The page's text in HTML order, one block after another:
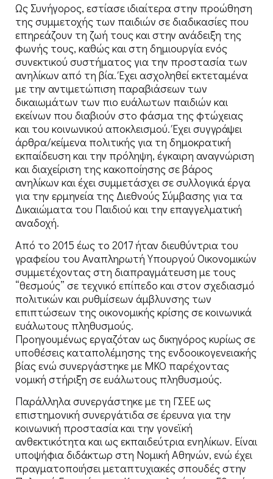
Ως Συνήγορος, εστίασε ιδιαίτερα στην προώθηση
της συμμετοχής των παιδιών σε διαδικασίες που
επηρεάζουν τη ζωή τους και στην ανάδειξη της
φωνής τους, καθώς και στη δημιουργία ενός
συνεκτικού συστήματος για την προστασία των
ανηλίκων από τη βία. Έχει ασχοληθεί εκτεταμένα
με την αντιμετώπιση παραβιάσεων των
δικαιωμάτων των πιο ευάλωτων παιδιών και
εκείνων που διαβιούν στο φάσμα της φτώχειας
και του κοινωνικού αποκλεισμού. Έχει συγγράψει
άρθρα/κείμενα πολιτικής για τη δημοκρατική
εκπαίδευση και την πρόληψη, έγκαιρη αναγνώριση
και διαχείριση της κακοποίησης σε βάρος
ανηλίκων και έχει συμμετάσχει σε συλλογικά έργα
για την ερμηνεία της Διεθνούς Σύμβασης για τα
Δικαιώματα του Παιδιού και την επαγγελματική
αναδοχή.
Από το 2015 έως το 2017 ήταν διευθύντρια του
γραφείου του Αναπληρωτή Υπουργού Οικονομικών
συμμετέχοντας στη διαπραγμάτευση με τους
“θεσμούς” σε τεχνικό επίπεδο και στον σχεδιασμό
πολιτικών και ρυθμίσεων άμβλυνσης των
επιπτώσεων της οικονομικής κρίσης σε κοινωνικά
ευάλωτους πληθυσμούς.
Προηγουμένως εργαζόταν ως δικηγόρος κυρίως σε
υποθέσεις καταπολέμησης της ενδοοικογενειακής
βίας ενώ συνεργάστηκε με ΜΚΟ παρέχοντας
νομική στήριξη σε ευάλωτους πληθυσμούς.
Παράλληλα συνεργάστηκε με τη ΓΣΕΕ ως
επιστημονική συνεργάτιδα σε έρευνα για την
κοινωνική προστασία και την γονεϊκή
ανθεκτικότητα και ως εκπαιδεύτρια ενηλίκων. Είναι
υποψήφια διδάκτωρ στη Νομική Αθηνών, ενώ έχει
πραγματοποιήσει μεταπτυχιακές σπουδές στην